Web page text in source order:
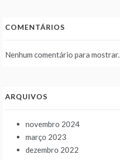
COMENTÁRIOS
Nenhum comentário para mostrar.
ARQUIVOS
novembro 2024
março 2023
dezembro 2022